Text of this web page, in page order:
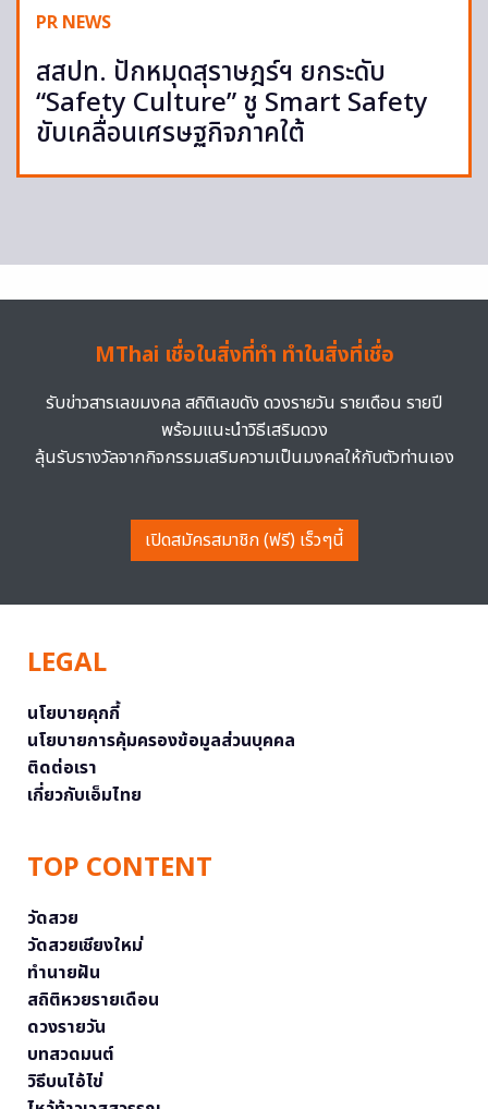
PR NEWS
สสปท. ปักหมุดสุราษฎร์ฯ ยกระดับ
“Safety Culture” ชู Smart Safety
ขับเคลื่อนเศรษฐกิจภาคใต้
MThai เชื่อในสิ่งที่ทำ ทำในสิ่งที่เชื่อ
รับข่าวสารเลขมงคล สถิติเลขดัง ดวงรายวัน รายเดือน รายปี
พร้อมแนะนำวิธีเสริมดวง
ลุ้นรับรางวัลจากกิจกรรมเสริมความเป็นมงคลให้กับตัวท่านเอง
เปิดสมัครสมาชิก (ฟรี) เร็วๆนี้
LEGAL
นโยบายคุกกี้
นโยบายการคุ้มครองข้อมูลส่วนบุคคล
ติดต่อเรา
เกี่ยวกับเอ็มไทย
TOP CONTENT
วัดสวย
วัดสวยเชียงใหม่
ทำนายฝัน
สถิติหวยรายเดือน
ดวงรายวัน
บทสวดมนต์
วิธีบนไอ้ไข่